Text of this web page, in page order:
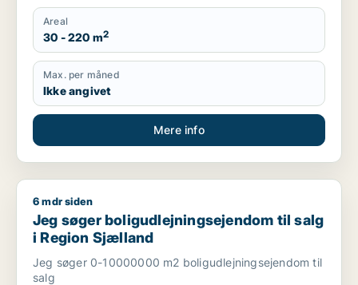
Areal
30 - 220 m2
Max. per måned
Ikke angivet
Mere info
Jeg søger boligudlejningsejendom til salg i Region Sjælland
6 mdr siden
Jeg søger boligudlejningsejendom til salg
i Region Sjælland
Jeg søger 0-10000000 m2 boligudlejningsejendom til
salg